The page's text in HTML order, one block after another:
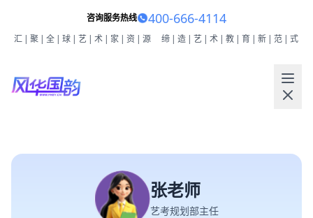
咨询服务热线 400-666-4114
汇|聚|全|球|艺|术|家|资|源 缔|造|艺|术|教|育|新|范|式
张老师
艺考规划部主任